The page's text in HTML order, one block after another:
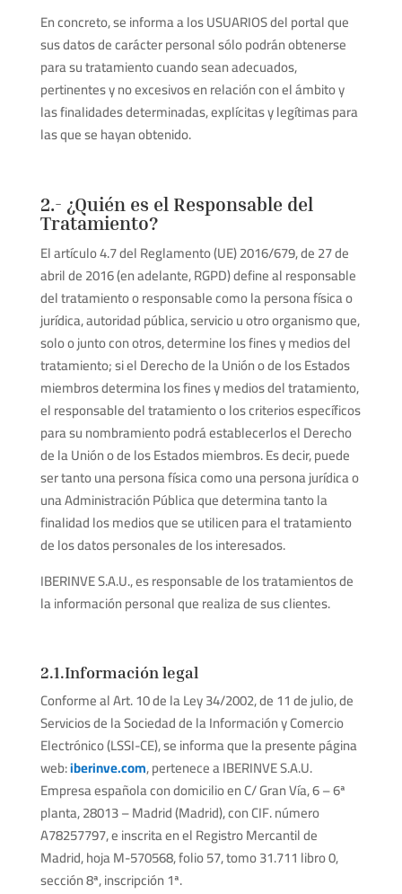
En concreto, se informa a los USUARIOS del portal que
sus datos de carácter personal sólo podrán obtenerse
para su tratamiento cuando sean adecuados,
pertinentes y no excesivos en relación con el ámbito y
las finalidades determinadas, explícitas y legítimas para
las que se hayan obtenido.
2.- ¿Quién es el Responsable del
Tratamiento?
El artículo 4.7 del Reglamento (UE) 2016/679, de 27 de
abril de 2016 (en adelante, RGPD) define al responsable
del tratamiento o responsable como la persona física o
jurídica, autoridad pública, servicio u otro organismo que,
solo o junto con otros, determine los fines y medios del
tratamiento; si el Derecho de la Unión o de los Estados
miembros determina los fines y medios del tratamiento,
el responsable del tratamiento o los criterios específicos
para su nombramiento podrá establecerlos el Derecho
de la Unión o de los Estados miembros. Es decir, puede
ser tanto una persona física como una persona jurídica o
una Administración Pública que determina tanto la
finalidad los medios que se utilicen para el tratamiento
de los datos personales de los interesados.
IBERINVE S.A.U., es responsable de los tratamientos de
la información personal que realiza de sus clientes.
2.1.Información legal
Conforme al Art. 10 de la Ley 34/2002, de 11 de julio, de
Servicios de la Sociedad de la Información y Comercio
Electrónico (LSSI-CE), se informa que la presente página
web:iberinve.com, pertenece a IBERINVE S.A.U.
Empresa española con domicilio en C/ Gran Vía, 6 – 6ª
planta, 28013 – Madrid (Madrid), con CIF. número
A78257797, e inscrita en el Registro Mercantil de
Madrid, hoja M-570568, folio 57, tomo 31.711 libro 0,
sección 8ª, inscripción 1ª.